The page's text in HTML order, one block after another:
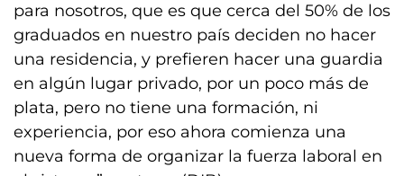
para nosotros, que es que cerca del 50% de los
graduados en nuestro país deciden no hacer
una residencia, y prefieren hacer una guardia
en algún lugar privado, por un poco más de
plata, pero no tiene una formación, ni
experiencia, por eso ahora comienza una
nueva forma de organizar la fuerza laboral en